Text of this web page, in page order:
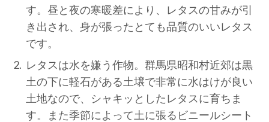
す。昼と夜の寒暖差により、レタスの甘みが引
き出され、身が張ったとても品質のいいレタス
です。
レタスは水を嫌う作物。群馬県昭和村近郊は黒
土の下に軽石がある土壌で非常に水はけが良い
土地なので、シャキッとしたレタスに育ちま
す。また季節によって土に張るビニールシート